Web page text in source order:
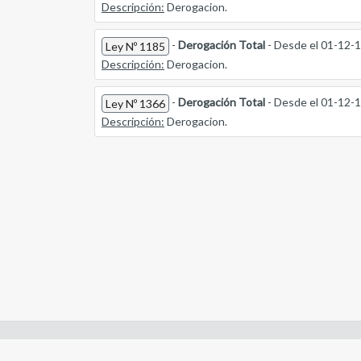
Descripción: Derogacion.
Ley Nº 1185 - Derogación Total - Desde el 01-12-
Descripción: Derogacion.
Ley Nº 1366 - Derogación Total - Desde el 01-12-
Descripción: Derogacion.